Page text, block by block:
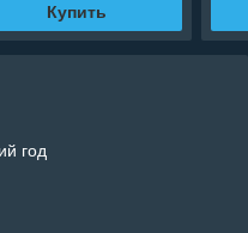
Купить
год